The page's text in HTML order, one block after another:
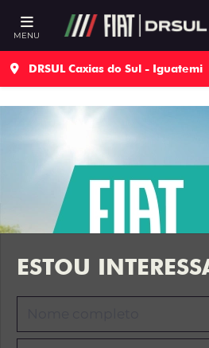
Ativar a compatibilidade com o
MENU
DRSUL Caxias do Sul - Iguatemi
ESTOU